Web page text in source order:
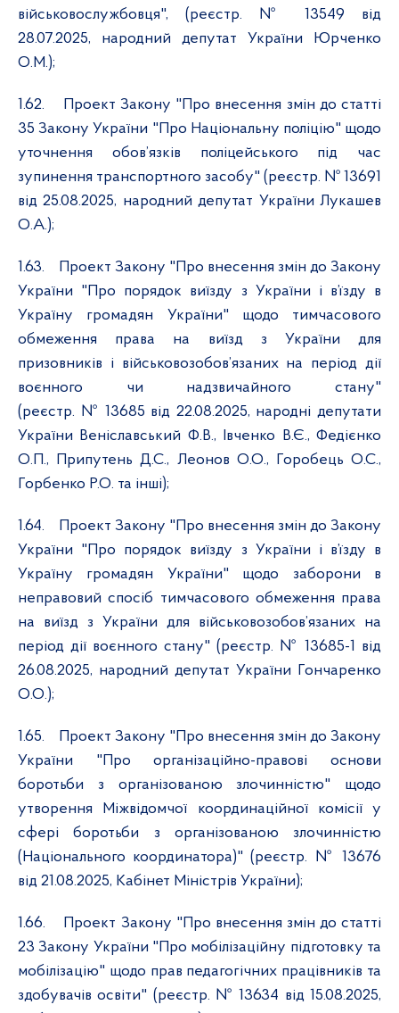
військовослужбовця", (реєстр. № 13549 від
28.07.2025, народний депутат України Юрченко
О.М.);
1.62.
Проект Закону "Про внесення змін до статті
35 Закону України "Про Національну поліцію" щодо
уточнення обов’язків поліцейського під час
зупинення транспортного засобу" (реєстр. № 13691
від 25.08.2025, народний депутат України Лукашев
О.А.);
1.63.
Проект Закону "Про внесення змін до Закону
України "Про порядок виїзду з України і в’їзду в
Україну громадян України" щодо тимчасового
обмеження права на виїзд з України для
призовників і військовозобов’язаних на період дії
воєнного чи надзвичайного стану"
(реєстр. № 13685 від 22.08.2025, народні депутати
України Веніславський Ф.В., Івченко В.Є., Федієнко
О.П., Припутень Д.С., Леонов О.О., Горобець О.С.,
Горбенко Р.О. та інші);
1.64.
Проект Закону "Про внесення змін до Закону
України "Про порядок виїзду з України і в’їзду в
Україну громадян України" щодо заборони в
неправовий спосіб тимчасового обмеження права
на виїзд з України для військовозобов’язаних на
період дії воєнного стану" (реєстр. № 13685-1 від
26.08.2025, народний депутат України Гончаренко
О.О.);
1.65.
Проект Закону "Про внесення змін до Закону
України "Про організаційно-правові основи
боротьби з організованою злочинністю" щодо
утворення Міжвідомчої координаційної комісії у
сфері боротьби з організованою злочинністю
(Національного координатора)" (реєстр. № 13676
від 21.08.2025, Кабінет Міністрів України);
1.66.
Проект Закону "Про внесення змін до статті
23 Закону України "Про мобілізаційну підготовку та
мобілізацію" щодо прав педагогічних працівників та
здобувачів освіти" (реєстр. № 13634 від 15.08.2025,